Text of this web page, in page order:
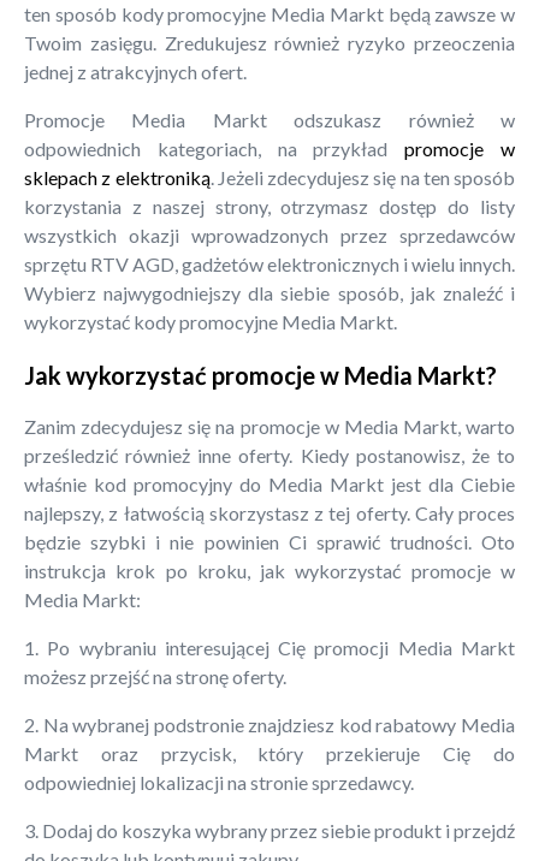
ten sposób kody promocyjne Media Markt będą zawsze w
Twoim zasięgu. Zredukujesz również ryzyko przeoczenia
jednej z atrakcyjnych ofert.
Promocje Media Markt odszukasz również w
odpowiednich kategoriach, na przykład promocje w
sklepach z elektroniką. Jeżeli zdecydujesz się na ten sposób
korzystania z naszej strony, otrzymasz dostęp do listy
wszystkich okazji wprowadzonych przez sprzedawców
sprzętu RTV AGD, gadżetów elektronicznych i wielu innych.
Wybierz najwygodniejszy dla siebie sposób, jak znaleźć i
wykorzystać kody promocyjne Media Markt.
Jak wykorzystać promocje w Media Markt?
Zanim zdecydujesz się na promocje w Media Markt, warto
prześledzić również inne oferty. Kiedy postanowisz, że to
właśnie kod promocyjny do Media Markt jest dla Ciebie
najlepszy, z łatwością skorzystasz z tej oferty. Cały proces
będzie szybki i nie powinien Ci sprawić trudności. Oto
instrukcja krok po kroku, jak wykorzystać promocje w
Media Markt:
1. Po wybraniu interesującej Cię promocji Media Markt
możesz przejść na stronę oferty.
2. Na wybranej podstronie znajdziesz kod rabatowy Media
Markt oraz przycisk, który przekieruje Cię do
odpowiedniej lokalizacji na stronie sprzedawcy.
3. Dodaj do koszyka wybrany przez siebie produkt i przejdź